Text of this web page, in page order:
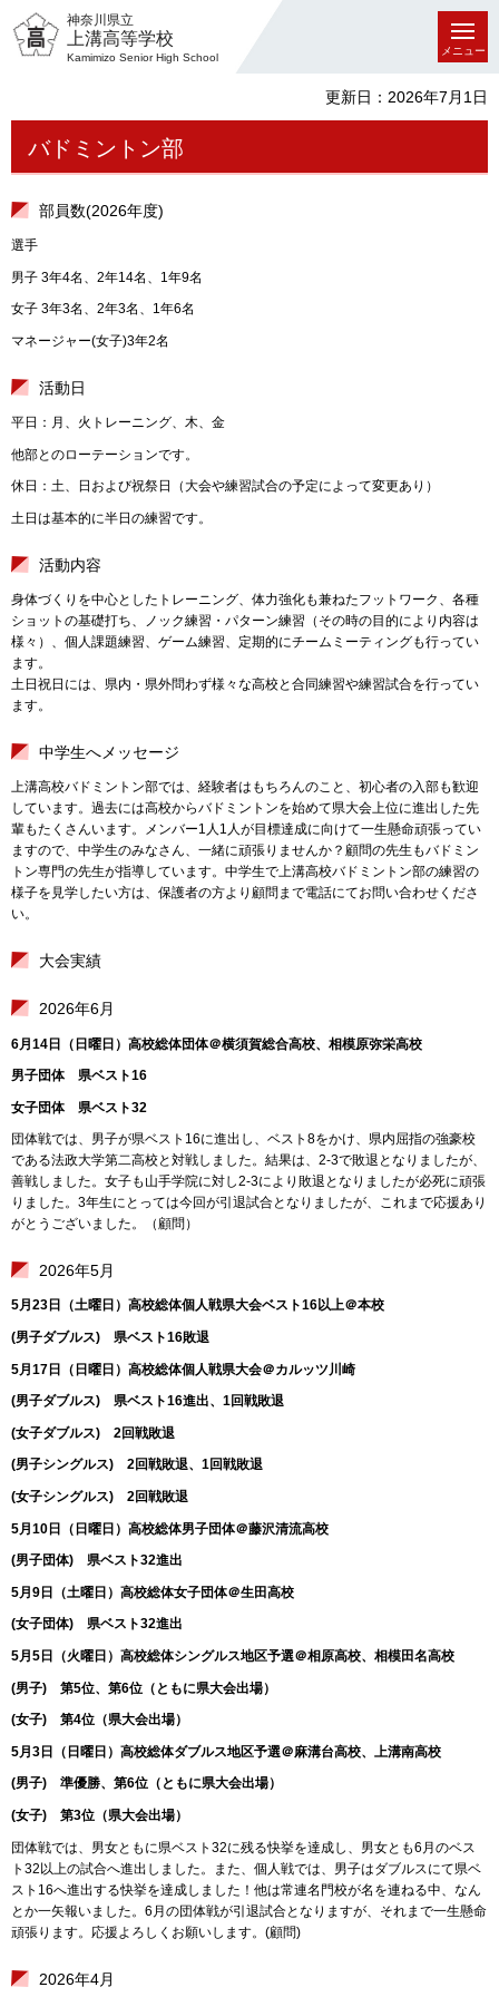
神奈川県立
上溝高等学校
Kamimizo Senior High School
メニュー
更新日：2026年7月1日
バドミントン部
部員数(2026年度)
選手
男子 3年4名、2年14名、1年9名
女子 3年3名、2年3名、1年6名
マネージャー(女子)3年2名
活動日
平日：月、火トレーニング、木、金
他部とのローテーションです。
休日：土、日および祝祭日（大会や練習試合の予定によって変更あり）
土日は基本的に半日の練習です。
活動内容
身体づくりを中心としたトレーニング、体力強化も兼ねたフットワーク、各種
ショットの基礎打ち、ノック練習・パターン練習（その時の目的により内容は
様々）、個人課題練習、ゲーム練習、定期的にチームミーティングも行ってい
ます。
土日祝日には、県内・県外問わず様々な高校と合同練習や練習試合を行ってい
ます。
中学生へメッセージ
上溝高校バドミントン部では、経験者はもちろんのこと、初心者の入部も歓迎
しています。過去には高校からバドミントンを始めて県大会上位に進出した先
輩もたくさんいます。メンバー1人1人が目標達成に向けて一生懸命頑張ってい
ますので、中学生のみなさん、一緒に頑張りませんか？顧問の先生もバドミン
トン専門の先生が指導しています。中学生で上溝高校バドミントン部の練習の
様子を見学したい方は、保護者の方より顧問まで電話にてお問い合わせくださ
い。
大会実績
2026年6月
6月14日（日曜日）高校総体団体＠横須賀総合高校、相模原弥栄高校
男子団体 県ベスト16
女子団体 県ベスト32
団体戦では、男子が県ベスト16に進出し、ベスト8をかけ、県内屈指の強豪校
である法政大学第二高校と対戦しました。結果は、2-3で敗退となりましたが、
善戦しました。女子も山手学院に対し2-3により敗退となりましたが必死に頑張
りました。3年生にとっては今回が引退試合となりましたが、これまで応援あり
がとうございました。（顧問）
2026年5月
5月23日（土曜日）高校総体個人戦県大会ベスト16以上＠本校
(男子ダブルス) 県ベスト16敗退
5月17日（日曜日）高校総体個人戦県大会＠カルッツ川崎
(男子ダブルス) 県ベスト16進出、1回戦敗退
(女子ダブルス) 2回戦敗退
(男子シングルス) 2回戦敗退、1回戦敗退
(女子シングルス) 2回戦敗退
5月10日（日曜日）高校総体男子団体＠藤沢清流高校
(男子団体) 県ベスト32進出
5月9日（土曜日）高校総体女子団体＠生田高校
(女子団体) 県ベスト32進出
5月5日（火曜日）高校総体シングルス地区予選＠相原高校、相模田名高校
(男子) 第5位、第6位（ともに県大会出場）
(女子) 第4位（県大会出場）
5月3日（日曜日）高校総体ダブルス地区予選＠麻溝台高校、上溝南高校
(男子) 準優勝、第6位（ともに県大会出場）
(女子) 第3位（県大会出場）
団体戦では、男女ともに県ベスト32に残る快挙を達成し、男女とも6月のベス
ト32以上の試合へ進出しました。また、個人戦では、男子はダブルスにて県ベ
スト16へ進出する快挙を達成しました！他は常連名門校が名を連ねる中、なん
とか一矢報いました。6月の団体戦が引退試合となりますが、それまで一生懸命
頑張ります。応援よろしくお願いします。(顧問)
2026年4月